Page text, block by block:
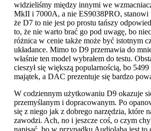
widzieliśmy między innymi we
MkII i 7000A, a nie ES9038PRO, stanowi
że D7 to nie jest po prostu tańszy
to, że nie warto brać go pod uwagę, bo
różnica w cenie także może być istotnym
układance. Mimo to D9 przemawia do
właśnie ten model wybrałem do testu.
cieszył się większą popularnością, bo 5499
majątek, a DAC prezentuje się bardzo
W codziennym użytkowaniu D9 okazuje
przemyślanym i dopracowanym. Po
się z niego jak z dobrego narzędzia, które
zawodzi. Ach, no i jeszcze coś, o czym